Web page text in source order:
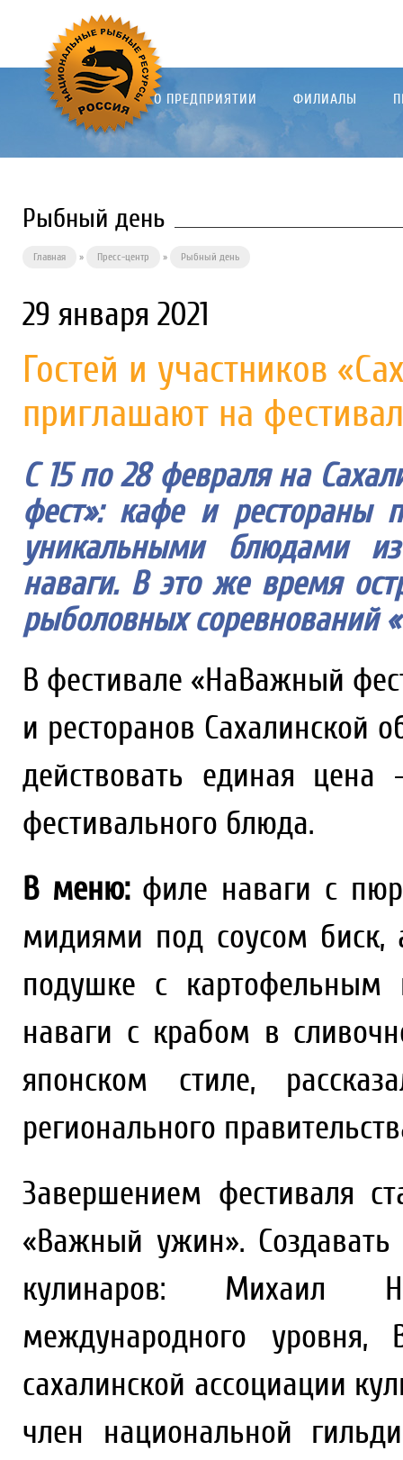
О ПРЕДПРИЯТИИ ФИЛИАЛЫ
Рыбный день
Главная » Пресс-центр » Рыбный день
29 января 2021
Гостей и участников
приглашают на
С 15 по 28 февраля на
фест»: кафе и рестораны
уникальными блюдами
наваги. В это же время
рыболовных соревнований
В фестивале «НаВажный
и ресторанов Сахалинской
действовать единая
фестивального блюда.
В меню:филе наваги с
мидиями под соусом биск,
подушке с
наваги с крабом в
японском стиле,
регионального
Завершением фестиваля
«Важный ужин».
кулинаров: Михаил
международного уровня,
сахалинской ассоциации
член национальной